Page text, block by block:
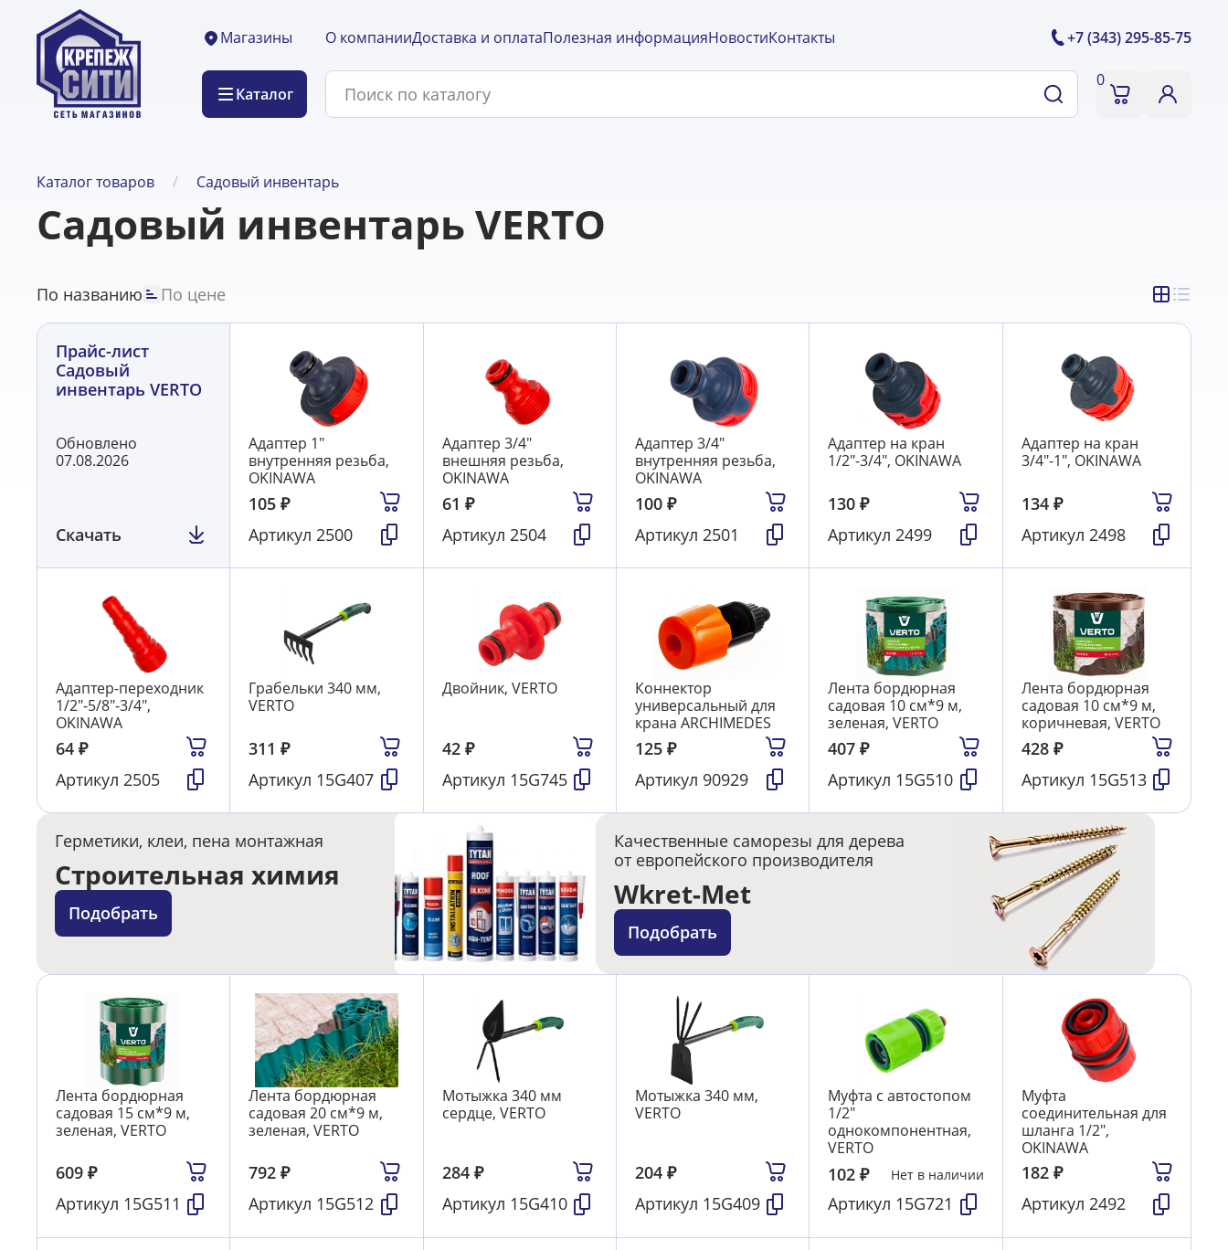
Магазины
Каталог
О компанииДоставка и оплатаПолезная информацияНовостиКонтакты +7 (343) 295-85-75
0
Каталог товаров Садовый инвентарь
Садовый инвентарь VERTO
По названию По цене
Прайс-лист
Садовый
инвентарь VERTO
Обновлено
07.08.2026
Скачать
Адаптер 1"
внутренняя резьба,
OKINAWA
105₽
Артикул 2500
Адаптер 3/4"
внешняя резьба,
OKINAWA
61 ₽
Артикул 2504
Адаптер 3/4"
внутренняя резьба,
OKINAWA
100 ₽
Артикул 2501
Адаптер на кран
1/2"-3/4", OKINAWA
130₽
Артикул 2499
Адаптер на кран
3/4"-1", OKINAWA
134 ₽
Артикул 2498
Адаптер-переходник
1/2"-5/8"-3/4",
OKINAWA
64 ₽
Артикул 2505
Грабельки 340 мм,
VERTO
311₽
Артикул 15G407
Двойник, VERTO
42 ₽
Артикул 15G745
Коннектор
универсальный для
крана ARCHIMEDES
125 ₽
Артикул 90929
Лента бордюрная
садовая 10 см*9 м,
зеленая, VERTO
407₽
Артикул 15G510
Лента бордюрная
садовая 10 см*9 м,
коричневая, VERTO
428 ₽
Артикул 15G513
Герметики, клеи, пена монтажная
Строительная химия
Подобрать
Качественные саморезы для дерева
от европейского производителя
Wkret-Met
Подобрать
Лента бордюрная
садовая 15 см*9 м,
зеленая, VERTO
609 ₽
Артикул 15G511
Лента бордюрная
садовая 20 см*9 м,
зеленая, VERTO
792₽
Артикул 15G512
Мотыжка 340 мм
сердце, VERTO
284 ₽
Артикул 15G410
Мотыжка 340 мм,
VERTO
204 ₽
Артикул 15G409
Муфта с автостопом
1/2"
однокомпонентная,
VERTO
102₽ Нет в наличии
Артикул 15G721
Муфта
соединительная для
шланга 1/2",
OKINAWA
182 ₽
Артикул 2492